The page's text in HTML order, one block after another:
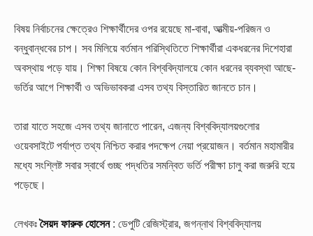
বিষয় নির্বাচনের ক্ষেত্রেও শিক্ষার্থীদের ওপর রয়েছে মা-বাবা, আত্মীয়-পরিজন ও
বন্ধুবান্ধবের চাপ। সব মিলিয়ে বর্তমান পরিস্থিতিতে শিক্ষার্থীরা একধরনের দিশেহারা
অবস্থায় পড়ে যায়। শিক্ষা বিষয়ে কোন বিশ্ববিদ্যালয়ে কোন ধরনের ব্যবস্থা আছে-
ভর্তির আগে শিক্ষার্থী ও অভিভাবকরা এসব তথ্য বিস্তারিত জানতে চান।
তারা যাতে সহজে এসব তথ্য জানাতে পারেন, এজন্য বিশ্ববিদ্যালয়গুলোর
ওয়েবসাইটে পর্যাপ্ত তথ্য নিশ্চিত করার পদক্ষেপ নেয়া প্রয়োজন। বর্তমান মহামারীর
মধ্যে সংশ্লিষ্ট সবার স্বার্থে গুচ্ছ পদ্ধতির সমন্বিত ভর্তি পরীক্ষা চালু করা জরুরি হয়ে
পড়েছে।
লেখকঃসৈয়দ ফারুক হোসেন: ডেপুটি রেজিস্ট্রার, জগন্নাথ বিশ্ববিদ্যালয়